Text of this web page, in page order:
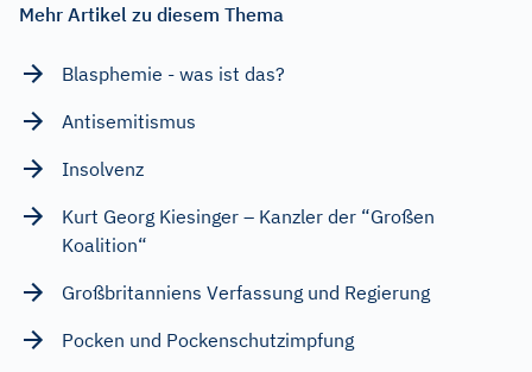
Mehr Artikel zu diesem Thema
Blasphemie - was ist das?
Antisemitismus
Insolvenz
Kurt Georg Kiesinger – Kanzler der “Großen
Koalition“
Großbritanniens Verfassung und Regierung
Pocken und Pockenschutzimpfung